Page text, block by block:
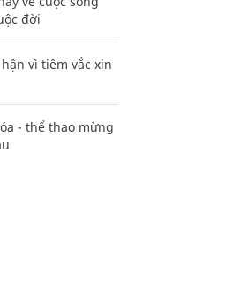
đời
vì tiêm vắc xin
- thể thao mừng